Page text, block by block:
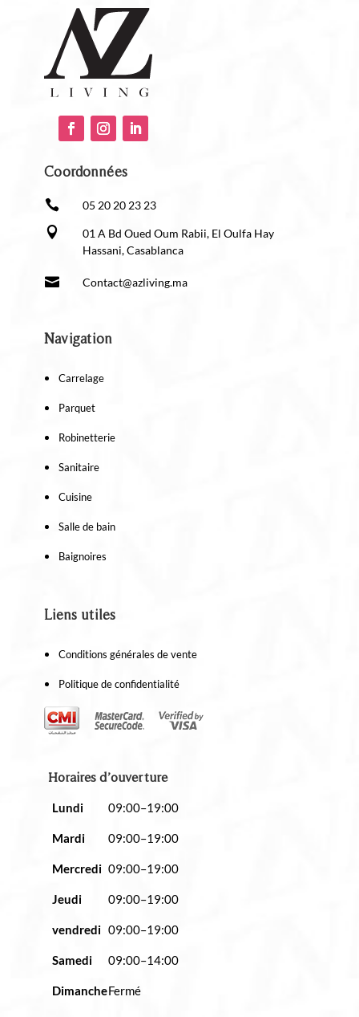
Coordonnées
 05 20 20 23 23

01 A Bd Oued Oum Rabii, El Oulfa Hay
Hassani, Casablanca
 Contact@azliving.ma
Navigation
Carrelage
Parquet
Robinetterie
Sanitaire
Cuisine
Salle de bain
Baignoires
Liens utiles
Conditions générales de vente
Politique de confidentialité
Horaires d’ouverture
Lundi 09:00–19:00
Mardi 09:00–19:00
Mercredi 09:00–19:00
Jeudi 09:00–19:00
vendredi 09:00–19:00
Samedi 09:00–14:00
DimancheFermé